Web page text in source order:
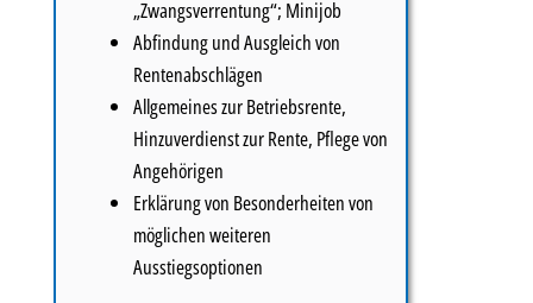
„Zwangsverrentung“; Minijob
Abfindung und Ausgleich von
Rentenabschlägen
Allgemeines zur Betriebsrente,
Hinzuverdienst zur Rente, Pflege von
Angehörigen
Erklärung von Besonderheiten von
möglichen weiteren
Ausstiegsoptionen